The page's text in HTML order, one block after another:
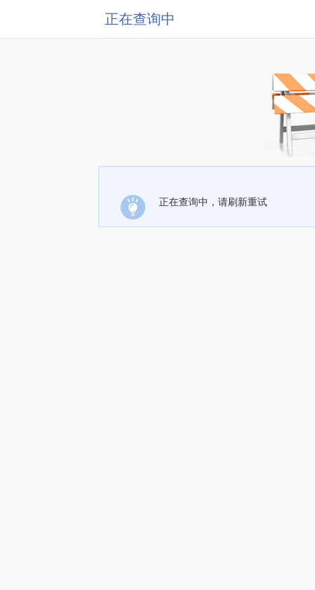
正在查询中
正在查询中，请刷新重试